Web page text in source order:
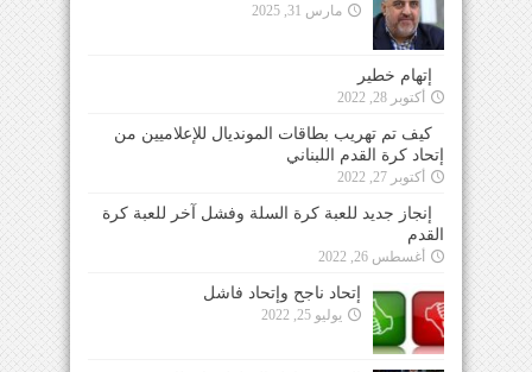
مارس 31, 2025
إتهام خطير
أكتوبر 28, 2022
كيف تم تهريب بطاقات المونديال للإعلاميين من
إتحاد كرة القدم اللبناني
أكتوبر 27, 2022
إنجاز جديد للعبة كرة السلة وفشل آخر للعبة كرة
القدم
أغسطس 26, 2022
إتحاد ناجح وإتحاد فاشل
يوليو 25, 2022